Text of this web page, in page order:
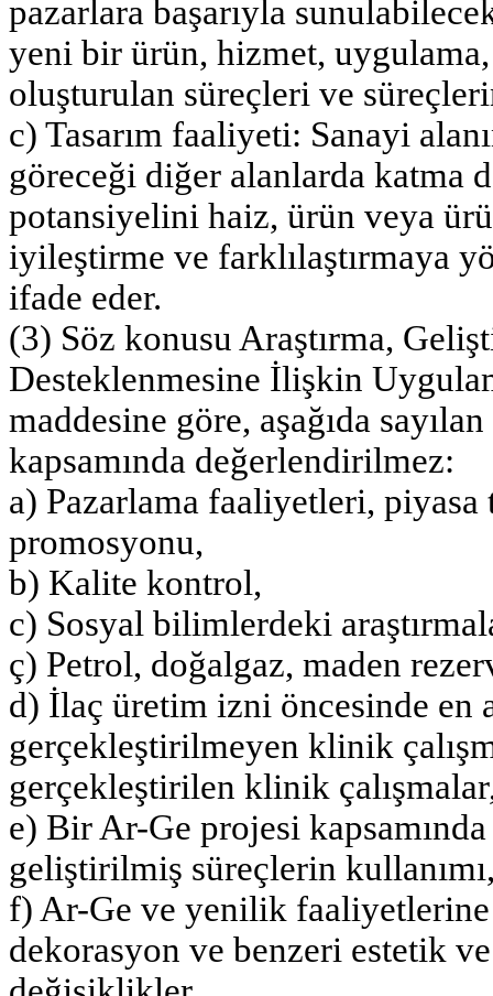
pazarlara başarıyla
yeni bir ürün, hizmet,
oluşturulan süreçleri ve
c) Tasarım faaliyeti: Sanayi
göreceği diğer alanlarda katma
potansiyelini haiz, ürün veya
iyileştirme ve farklılaştırmaya
ifade eder.
(3) Söz konusu Araştırma,
Desteklenmesine İlişkin
maddesine göre, aşağıda
kapsamında değerlendirilmez:
a) Pazarlama faaliyetleri, piyasa
promosyonu,
b) Kalite kontrol,
c) Sosyal bilimlerdeki
ç) Petrol, doğalgaz, maden
d) İlaç üretim izni öncesinde en
gerçekleştirilmeyen klinik
gerçekleştirilen klinik
e) Bir Ar-Ge projesi
geliştirilmiş süreçlerin
f) Ar-Ge ve yenilik
dekorasyon ve benzeri estetik